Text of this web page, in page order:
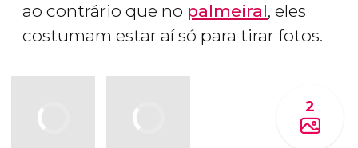
ao contrário que no palmeiral, eles
costumam estar aí só para tirar fotos.
2